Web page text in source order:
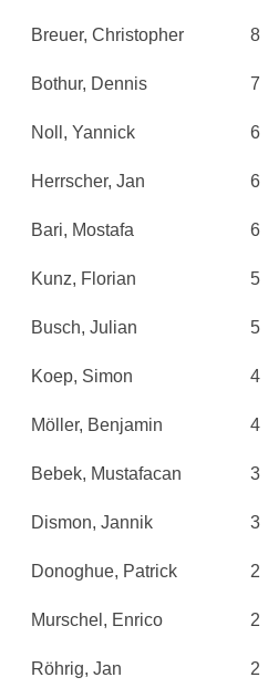
Breuer, Christopher 8
Bothur, Dennis 7
Noll, Yannick 6
Herrscher, Jan 6
Bari, Mostafa 6
Kunz, Florian 5
Busch, Julian 5
Koep, Simon 4
Möller, Benjamin 4
Bebek, Mustafacan 3
Dismon, Jannik 3
Donoghue, Patrick 2
Murschel, Enrico 2
Röhrig, Jan 2